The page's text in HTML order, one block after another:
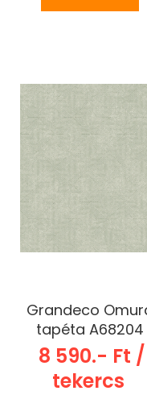
Grandeco
tapéta A68204
8 590.- Ft /
tekercs